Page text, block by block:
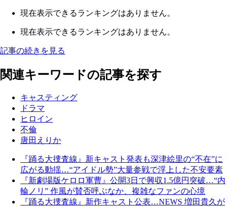
現在表示できるランキングはありません。
現在表示できるランキングはありません。
記事の続きを見る
関連キーワードの記事を探す
キャスティング
ドラマ
ヒロイン
不倫
唐田えりか
『踊る大捜査線』新キャスト発表も深津絵里の“不在”に
広がる動揺…“アイドル勢”大量参戦で浮上した不安要素
『新劇場版ケロロ軍曹』公開3日で興収1.5億円突破…“内
輪ノリ” 作風が賛否呼ぶなか、複雑なファンの心境
『踊る大捜査線』新作キャスト公表…NEWS 増田貴久が